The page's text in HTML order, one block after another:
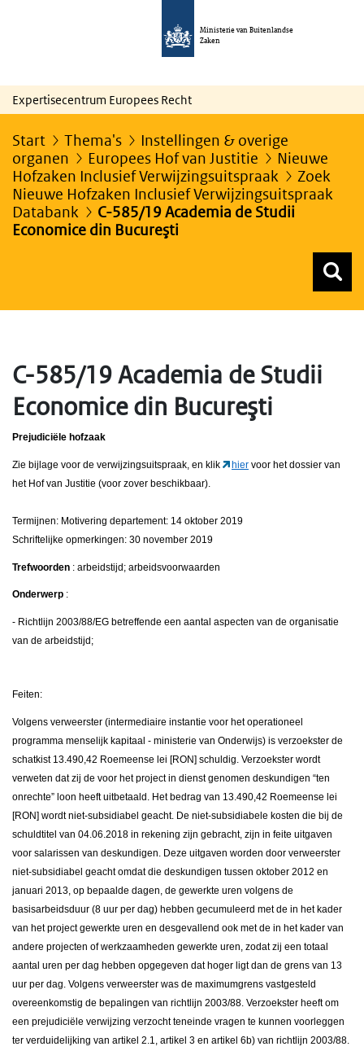
Ministerie van Buitenlandse
Zaken
Expertisecentrum Europees Recht
Start Thema's
Instellingen & overige
organen
Europees Hof van Justitie
Nieuwe
Hofzaken Inclusief Verwijzingsuitspraak
Zoek
Nieuwe Hofzaken Inclusief Verwijzingsuitspraak
Databank
C-585/19 Academia de Studii
Economice din Bucureşti
C-585/19 Academia de Studii
Economice din Bucureşti
Prejudiciële hofzaak
Zie bijlage voor de verwijzingsuitspraak, en klik hier voor het dossier van
het Hof van Justitie (voor zover beschikbaar).
Termijnen: Motivering departement: 14 oktober 2019
Schriftelijke opmerkingen: 30 november 2019
Trefwoorden : arbeidstijd; arbeidsvoorwaarden
Onderwerp :
- Richtlijn 2003/88/EG betreffende een aantal aspecten van de organisatie
van de arbeidstijd;
Feiten:
Volgens verweerster (intermediaire instantie voor het operationeel
programma menselijk kapitaal - ministerie van Onderwijs) is verzoekster de
schatkist 13.490,42 Roemeense lei [RON] schuldig. Verzoekster wordt
verweten dat zij de voor het project in dienst genomen deskundigen “ten
onrechte” loon heeft uitbetaald. Het bedrag van 13.490,42 Roemeense lei
[RON] wordt niet-subsidiabel geacht. De niet-subsidiabele kosten die bij de
schuldtitel van 04.06.2018 in rekening zijn gebracht, zijn in feite uitgaven
voor salarissen van deskundigen. Deze uitgaven worden door verweerster
niet-subsidiabel geacht omdat die deskundigen tussen oktober 2012 en
januari 2013, op bepaalde dagen, de gewerkte uren volgens de
basisarbeidsduur (8 uur per dag) hebben gecumuleerd met de in het kader
van het project gewerkte uren en desgevallend ook met de in het kader van
andere projecten of werkzaamheden gewerkte uren, zodat zij een totaal
aantal uren per dag hebben opgegeven dat hoger ligt dan de grens van 13
uur per dag. Volgens verweerster was de maximumgrens vastgesteld
overeenkomstig de bepalingen van richtlijn 2003/88. Verzoekster heeft om
een prejudiciële verwijzing verzocht teneinde vragen te kunnen voorleggen
ter verduidelijking van artikel 2.1, artikel 3 en artikel 6b) van richtlijn 2003/88.